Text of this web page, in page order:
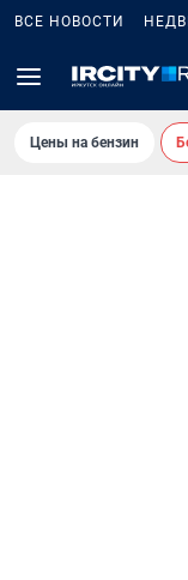
ВСЕ НОВОСТИ
Цены на бензин